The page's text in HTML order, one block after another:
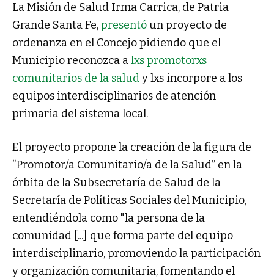
La Misión de Salud Irma Carrica, de Patria
Grande Santa Fe,presentóun proyecto de
ordenanza en el Concejo pidiendo que el
Municipio reconozca alxs promotorxs
comunitarios de la saludy lxs incorpore a los
equipos interdisciplinarios de atención
primaria del sistema local.
El proyecto propone la creación de la figura de
“Promotor/a Comunitario/a de la Salud” en la
órbita de la Subsecretaría de Salud de la
Secretaría de Políticas Sociales del Municipio,
entendiéndola como "la persona de la
comunidad [...] que forma parte del equipo
interdisciplinario, promoviendo la participación
y organización comunitaria, fomentando el